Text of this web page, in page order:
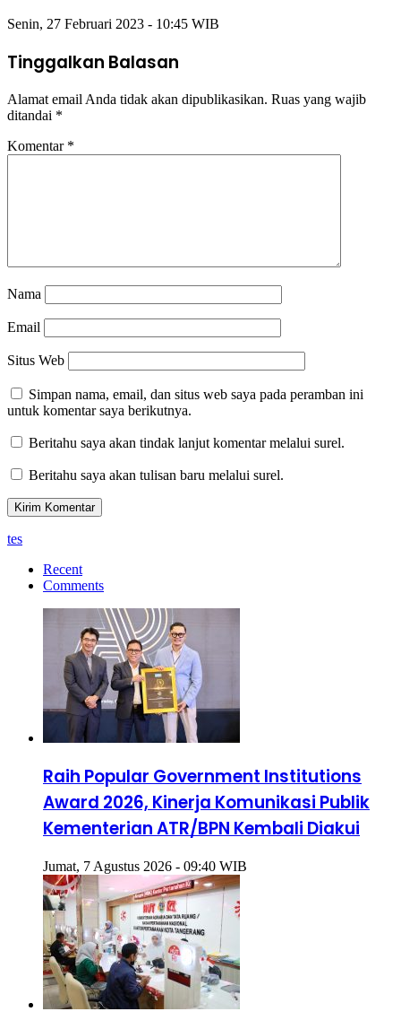
Senin, 27 Februari 2023 - 10:45 WIB
Tinggalkan Balasan
Alamat email Anda tidak akan dipublikasikan. Ruas yang wajib
ditandai *
Komentar *
Nama
Email
Situs Web
Simpan nama, email, dan situs web saya pada peramban ini
untuk komentar saya berikutnya.
Beritahu saya akan tindak lanjut komentar melalui surel.
Beritahu saya akan tulisan baru melalui surel.
tes
Recent
Comments
Raih Popular Government Institutions
Award 2026, Kinerja Komunikasi Publik
Kementerian ATR/BPN Kembali Diakui
Jumat, 7 Agustus 2026 - 09:40 WIB